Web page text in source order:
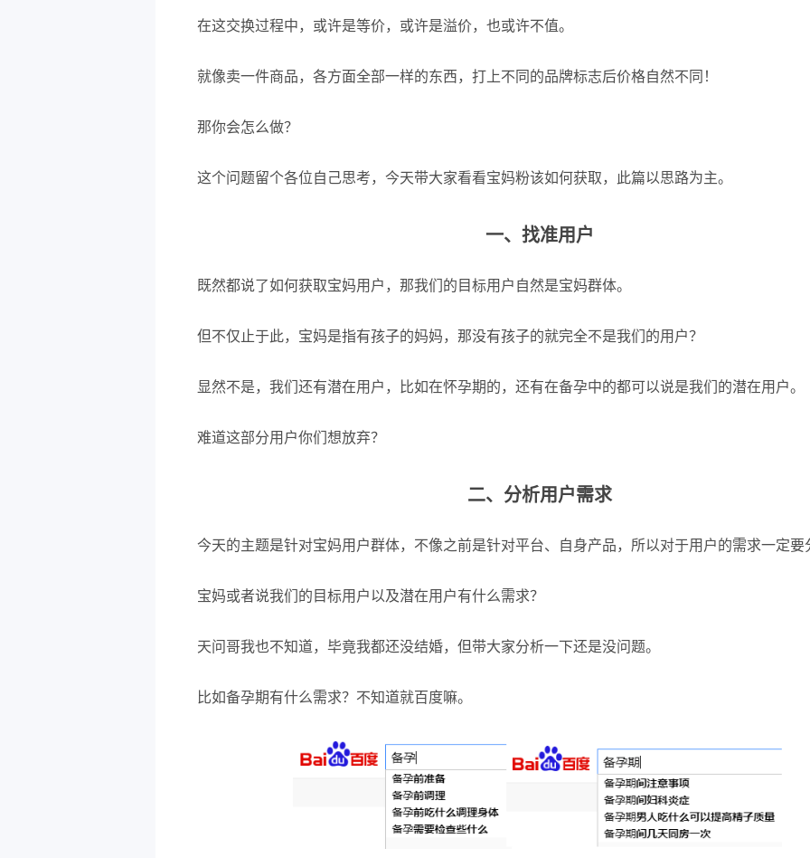
在这交换过程中，或许是等价，或许是溢价，也或许不值。
就像卖一件商品，各方面全部一样的东西，打上不同的品牌标志后价格自然不同！
那你会怎么做？
这个问题留个各位自己思考，今天带大家看看宝妈粉该如何获取，此篇以思路为主。
一、找准用户
既然都说了如何获取宝妈用户，那我们的目标用户自然是宝妈群体。
但不仅止于此，宝妈是指有孩子的妈妈，那没有孩子的就完全不是我们的用户？
显然不是，我们还有潜在用户，比如在怀孕期的，还有在备孕中的都可以说是我们的潜在用户。
难道这部分用户你们想放弃？
二、分析用户需求
今天的主题是针对宝妈用户群体，不像之前是针对平台、自身产品，所以对于用户的需求一定要
宝妈或者说我们的目标用户以及潜在用户有什么需求？
天问哥我也不知道，毕竟我都还没结婚，但带大家分析一下还是没问题。
比如备孕期有什么需求？不知道就百度嘛。